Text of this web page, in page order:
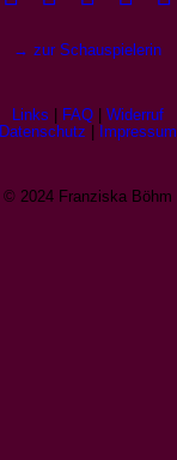
→ zur Schauspielerin
Links FAQ| Widerruf
Datenschutz
Impressum
© 2024 Franziska Böhm